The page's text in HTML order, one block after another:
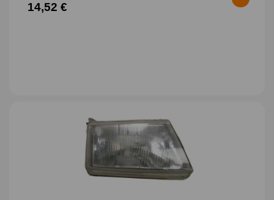
14,52 €